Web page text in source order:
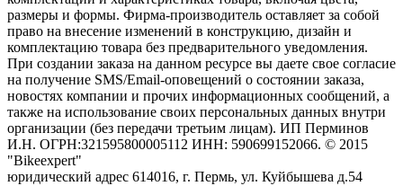
размеры и формы. Фирма-производитель оставляет за собой
право на внесение изменений в конструкцию, дизайн и
комплектацию товара без предварительного уведомления.
При создании заказа на данном ресурсе вы даете свое согласие
на получение SMS/Email-оповещений о состоянии заказа,
новостях компании и прочих информационных сообщений, а
также на использование своих персональных данных внутри
организации (без передачи третьим лицам). ИП Перминов
И.Н. ОГРН:321595800005112 ИНН: 590699152066. © 2015
"Bikeexpert"
юридический адрес 614016, г. Пермь, ул. Куйбышева д.54